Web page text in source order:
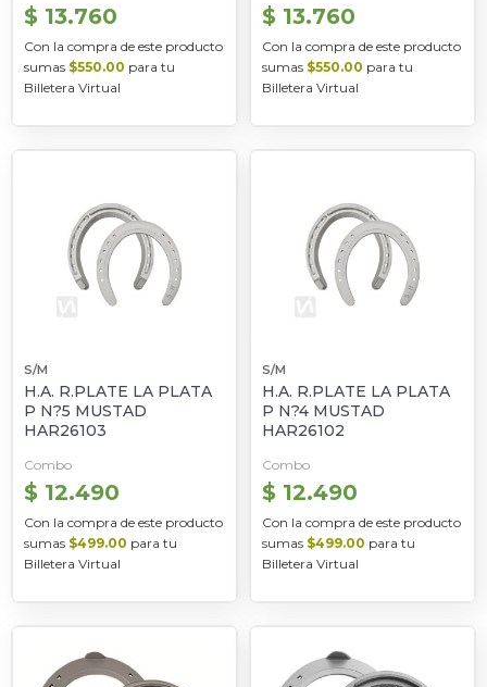
$ 13.760
Con la compra de este producto
sumas $550.00 para tu
Billetera Virtual
$ 13.760
Con la compra de este producto
sumas $550.00 para tu
Billetera Virtual
S/M
H.A. R.PLATE LA PLATA
P N?5 MUSTAD
HAR26103
Combo
$ 12.490
Con la compra de este producto
sumas $499.00 para tu
Billetera Virtual
S/M
H.A. R.PLATE LA PLATA
P N?4 MUSTAD
HAR26102
Combo
$ 12.490
Con la compra de este producto
sumas $499.00 para tu
Billetera Virtual